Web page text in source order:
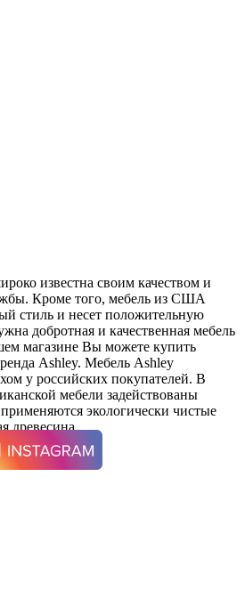
известна своим качеством и
Кроме того, мебель из США
стиль и несет положительную
добротная и качественная мебель
магазине Вы можете купить
Ashley. Мебель Ashley
у российских покупателей. В
мебели задействованы
экологически чистые
древесина.